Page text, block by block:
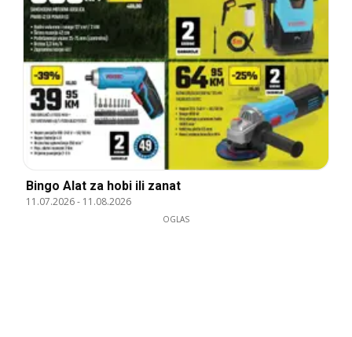
Bingo Alat za hobi ili zanat
11.07.2026- 11.08.2026
OGLAS